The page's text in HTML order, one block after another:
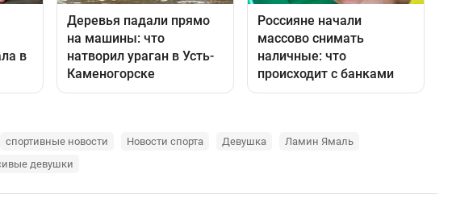
спортивные новости Новости спорта Девушка
Ламин Ямаль
девушки